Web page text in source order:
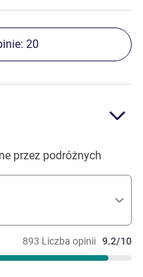
20
przez podróżnych
893 Liczba opinii 9.2/10